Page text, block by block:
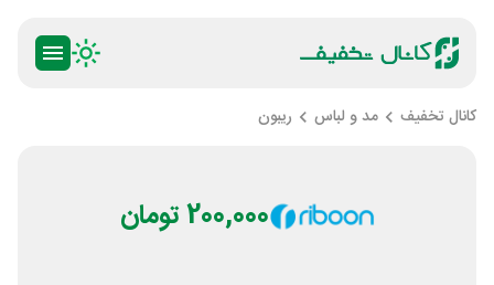
کانال تخفیف مد و لباس ریبون
200,000 تومان